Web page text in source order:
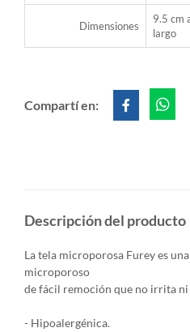
Dimensiones
9.5 cm
largo
Compartí en:
Descripción del producto
La tela microporosa Furey es
microporoso
de fácil remoción que no irrita ni
- Hipoalergénica.